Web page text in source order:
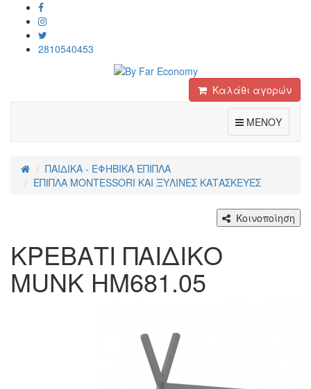
2810540453
Καλάθι αγορών
ΜΕΝΟΥ
ΠΑΙΔΙΚΑ - ΕΦΗΒΙΚΑ ΕΠΙΠΛΑ
ΕΠΙΠΛΑ MONTESSORI ΚΑΙ ΞΥΛΙΝΕΣ ΚΑΤΑΣΚΕΥΕΣ
Κοινοποίηση
ΚΡΕΒΑΤΙ ΠΑΙΔΙΚΟ
MUNK HM681.05